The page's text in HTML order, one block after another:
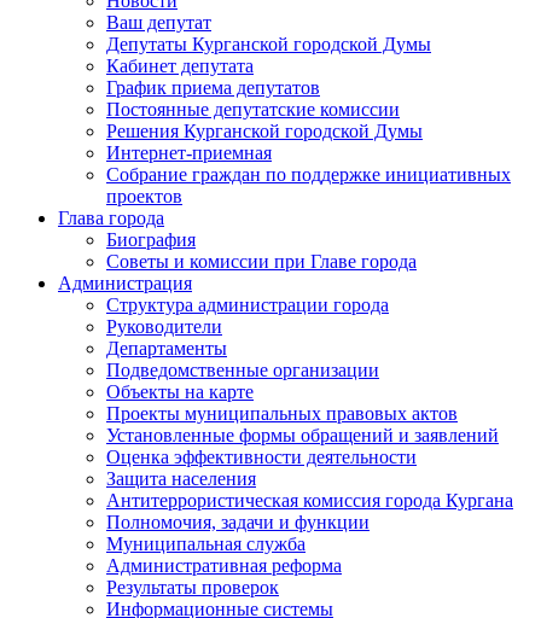
Ваш депутат
Депутаты Курганской городской Думы
Кабинет депутата
График приема депутатов
Постоянные депутатские комиссии
Решения Курганской городской Думы
Интернет-приемная
Собрание граждан по поддержке инициативных
проектов
Глава города
Биография
Советы и комиссии при Главе города
Администрация
Структура администрации города
Руководители
Департаменты
Подведомственные организации
Объекты на карте
Проекты муниципальных правовых актов
Установленные формы обращений и заявлений
Оценка эффективности деятельности
Защита населения
Антитеррористическая комиссия города Кургана
Полномочия, задачи и функции
Муниципальная служба
Административная реформа
Результаты проверок
Информационные системы